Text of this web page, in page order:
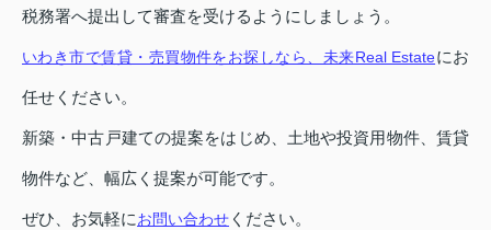
税務署へ提出して審査を受けるようにしましょう。
いわき市で賃貸・売買物件をお探しなら、未来Real Estateにお
任せください。
新築・中古戸建ての提案をはじめ、土地や投資用物件、賃貸
物件など、幅広く提案が可能です。
ぜひ、お気軽にお問い合わせ ください。